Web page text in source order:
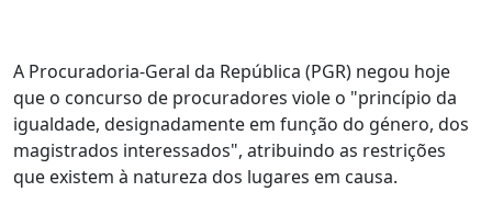
A Procuradoria-Geral da República (PGR) negou hoje
que o concurso de procuradores viole o "princípio da
igualdade, designadamente em função do género, dos
magistrados interessados", atribuindo as restrições
que existem à natureza dos lugares em causa.